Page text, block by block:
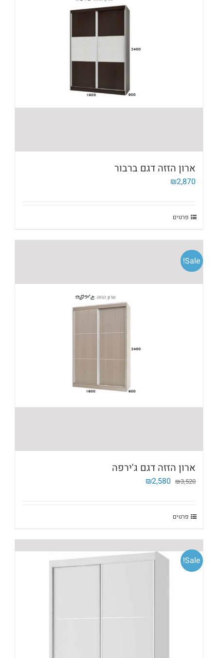
ארון הזזה דגם ברבור
₪2,870
פרטים
Sale!
ארון הזזה דגם ג'ירפה
₪3,520
המחיר₪2,580
פרטים
Sale!